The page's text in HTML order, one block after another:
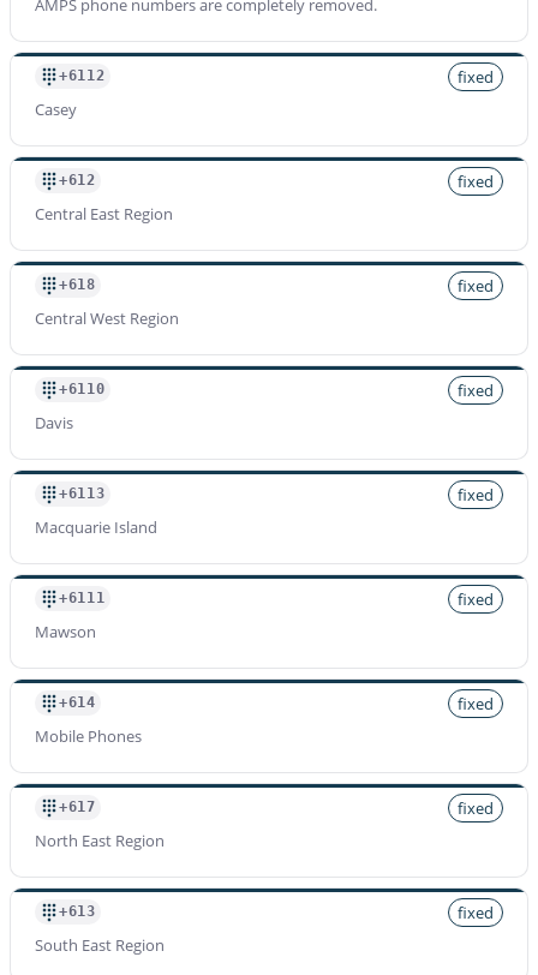
AMPS phone numbers are completely removed.
+6112
fixed
Casey
+612
fixed
Central East Region
+618
fixed
Central West Region
+6110
fixed
Davis
+6113
fixed
Macquarie Island
+6111
fixed
Mawson
+614
fixed
Mobile Phones
+617
fixed
North East Region
+613
fixed
South East Region